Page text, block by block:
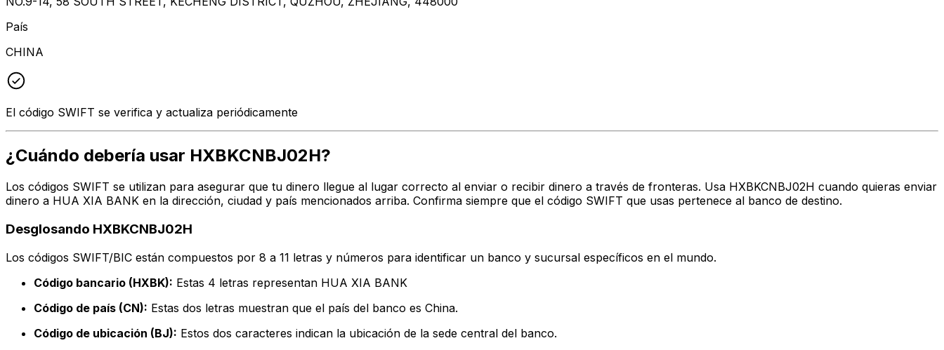
País
CHINA
El código SWIFT se verifica y actualiza periódicamente
¿Cuándo debería usar HXBKCNBJ02H?
Los códigos SWIFT se utilizan para asegurar que tu dinero llegue al lugar correcto al enviar o recibir dinero a través de fronteras. Usa HXBKCNBJ02H cuando quieras enviar
dinero a HUA XIA BANK en la dirección, ciudad y país mencionados arriba. Confirma siempre que el código SWIFT que usas pertenece al banco de destino.
Desglosando HXBKCNBJ02H
Los códigos SWIFT/BIC están compuestos por 8 a 11 letras y números para identificar un banco y sucursal específicos en el mundo.
Código bancario (HXBK): Estas 4 letras representan HUA XIA BANK
Código de país (CN): Estas dos letras muestran que el país del banco es China.
Código de ubicación (BJ): Estos dos caracteres indican la ubicación de la sede central del banco.